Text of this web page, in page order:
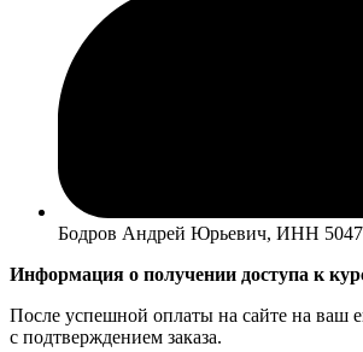
Бодров Андрей Юрьевич, ИНН
Информация о получении доступа к
После успешной оплаты на сайте на ваш
с подтверждением заказа.